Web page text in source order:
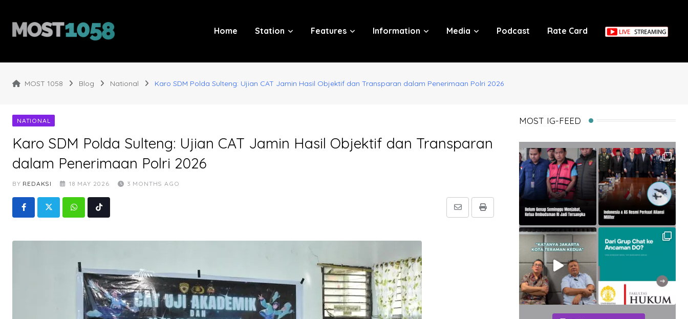
content
Home Station Features Information Media Podcast Rate Card
MOST 1058 Blog National Karo SDM Polda Sulteng: Ujian CAT Jamin Hasil Objektif dan Transparan dalam Penerimaan Polri 2026
NATIONAL
Karo SDM Polda Sulteng: Ujian CAT Jamin Hasil Objektif dan Transparan
dalam Penerimaan Polri 2026
BY REDAKSI 18 MAY 2026 3 MONTHS AGO
Whatsapp Print
Share
Tiktok
MOST IG-FEED